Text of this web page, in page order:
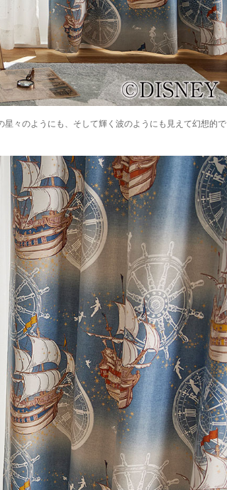
々のようにも、そして輝く波のようにも見えて幻想的で